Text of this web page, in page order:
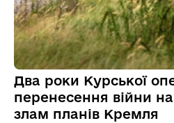
Два роки Курської
перенесення війни
злам планів Кремля